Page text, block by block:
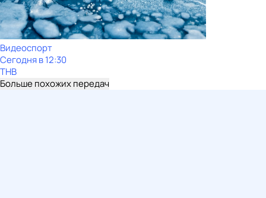
Видеоспорт
Сегодня в 12:30
ТНВ
Больше похожих передач